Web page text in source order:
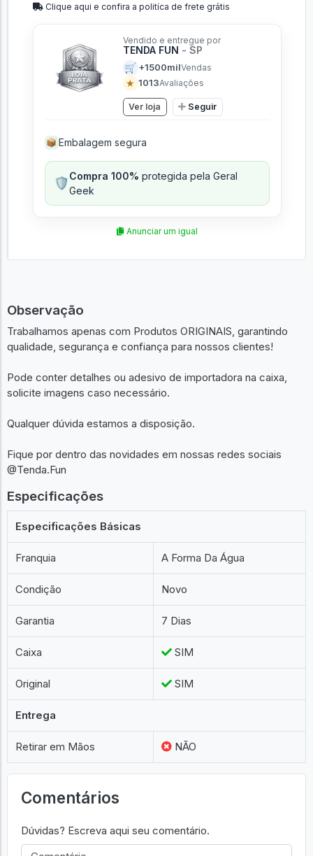
Clique aqui e confira a politíca de frete grátis
Vendido e entregue por
TENDA FUN - SP
🛒 +1500milVendas
★ 1013Avaliações
Ver loja Seguir
📦 Embalagem segura
🛡️Compra 100% protegida pela Geral
Geek
Anunciar um igual
Observação
Trabalhamos apenas com Produtos ORIGINAIS, garantindo
qualidade, segurança e confiança para nossos clientes!
Pode conter detalhes ou adesivo de importadora na caixa,
solicite imagens caso necessário.
Qualquer dúvida estamos a disposição.
Fique por dentro das novidades em nossas redes sociais
@Tenda.Fun
Especificações
Especificações Básicas
Franquia A Forma Da Água
Condição Novo
Garantia 7 Dias
Caixa SIM
Original SIM
Entrega
Retirar em Mãos NÃO
Comentários
Dúvidas? Escreva aqui seu comentário.